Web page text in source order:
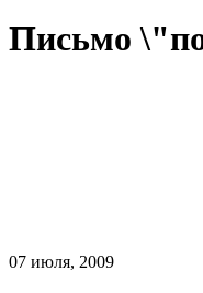
Письмо
07 июля, 2009